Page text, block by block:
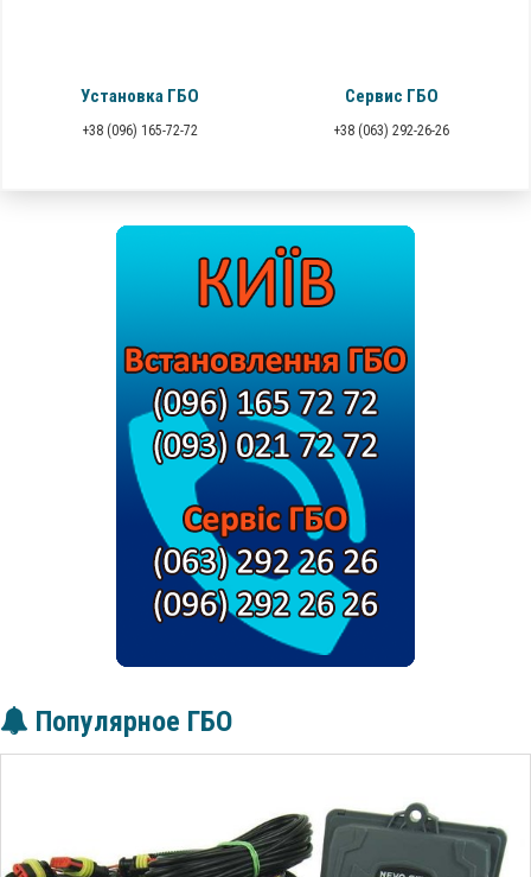
Установка ГБО
+38 (096) 165-72-72
Сервис ГБО
+38 (063) 292-26-26
Популярное ГБО